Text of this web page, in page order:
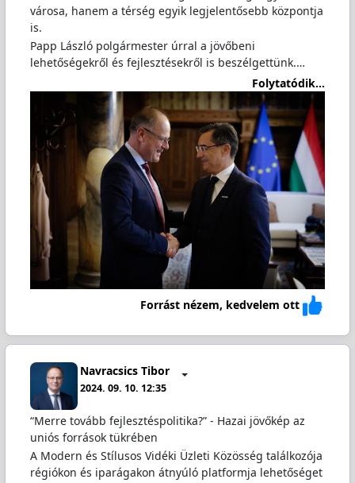
városa, hanem a térség egyik legjelentősebb központja
is.
Papp László polgármester úrral a jövőbeni
lehetőségekről és fejlesztésekről is beszélgettünk.…
Folytatódik...
Forrást nézem, kedvelem ott
Navracsics Tibor
2024. 09. 10. 12:35
“Merre tovább fejlesztéspolitika?” - Hazai jövőkép az
uniós források tükrében
A Modern és Stílusos Vidéki Üzleti Közösség találkozója
régiókon és iparágakon átnyúló platformja lehetőséget